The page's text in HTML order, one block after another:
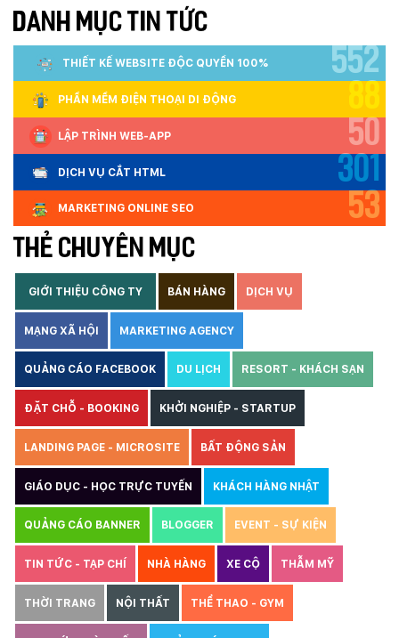
DANH MỤC TIN TỨC
THIẾT KẾ WEBSITE ĐỘC QUYỀN 100% 552
PHẦN MỀM ĐIỆN THOẠI DI ĐỘNG 88
LẬP TRÌNH WEB-APP 50
DỊCH VỤ CẮT HTML 301
MARKETING ONLINE SEO 53
THẺ CHUYÊN MỤC
GIỚI THIỆU CÔNG TY BÁN HÀNG DỊCH VỤ
MẠNG XÃ HỘI MARKETING AGENCY
QUẢNG CÁO FACEBOOK DU LỊCH RESORT - KHÁCH SẠN
ĐẶT CHỖ - BOOKING KHỞI NGHIỆP - STARTUP
LANDING PAGE - MICROSITE BẤT ĐỘNG SẢN
GIÁO DỤC - HỌC TRỰC TUYẾN KHÁCH HÀNG NHẬT
QUẢNG CÁO BANNER BLOGGER EVENT - SỰ KIỆN
TIN TỨC - TẠP CHÍ NHÀ HÀNG XE CỘ THẪM MỸ
THỜI TRANG NỘI THẤT THỂ THAO - GYM